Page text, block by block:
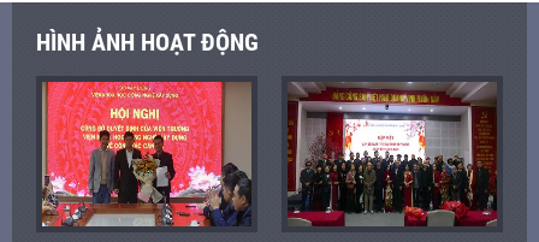
HÌNH ẢNH HOẠT ĐỘNG